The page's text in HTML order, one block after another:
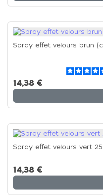
Spray effet velours brun
14,38 €
Spray effet velours vert
14,38 €